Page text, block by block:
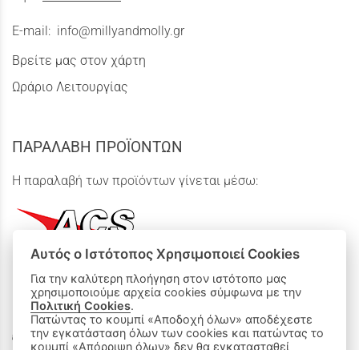
E-mail: info@millyandmolly.gr
Βρείτε μας στον χάρτη
Ωράριο Λειτουργίας
ΠΑΡΑΛΑΒΗ ΠΡΟΪΟΝΤΩΝ
Η παραλαβή των προϊόντων γίνεται μέσω:
ΟΙ ΑΓΟΡΕΣ ΜΟΥ
Καλάθι Αγορών
Αυτός ο Ιστότοπος Χρησιμοποιεί Cookies
Για την καλύτερη πλοήγηση στον ιστότοπο μας
χρησιμοποιούμε αρχεία cookies σύμφωνα με την
Πολιτική Cookies.
Πατώντας το κουμπί «Αποδοχή όλων» αποδέχεστε
την εγκατάσταση όλων των cookies και πατώντας το
κουμπί «Απόρριψη όλων» δεν θα εγκατασταθεί